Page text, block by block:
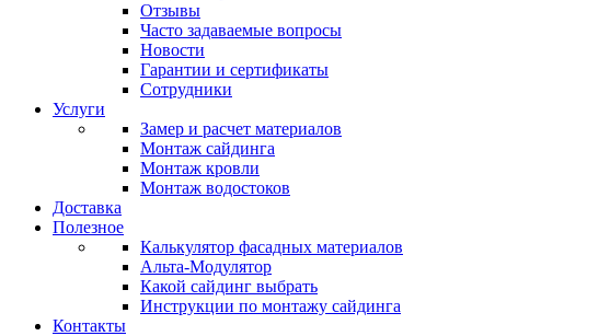
Отзывы
Часто задаваемые вопросы
Новости
Гарантии и сертификаты
Сотрудники
Услуги
Замер и расчет материалов
Монтаж сайдинга
Монтаж кровли
Монтаж водостоков
Доставка
Полезное
Калькулятор фасадных материалов
Альта-Модулятор
Какой сайдинг выбрать
Инструкции по монтажу сайдинга
Контакты